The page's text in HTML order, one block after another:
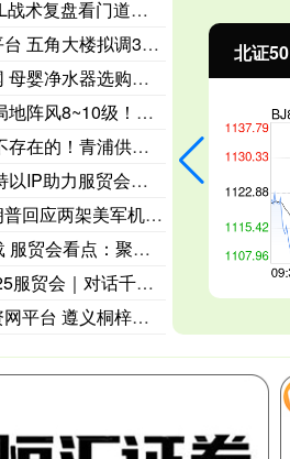
，这款三国游戏更讲“排兵布
调3000空降兵夺哈尔克岛 备
略：韦思卡尔黑积木M2和霍
中央气象台继续发布大风黄
电用上5G“黑科技”，检修也
体验升级 甜品首发打开潮流
机在南海坠毁：可能是燃油质
生态之力 北京银行打造科技
千寻智能副总裁孙荣毅：具身
九坝镇旅游年收入逾23亿元
0.93% 北证50